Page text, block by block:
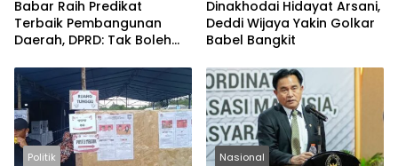
Babar Raih Predikat
Terbaik Pembangunan
Daerah, DPRD: Tak Boleh
Dinakhodai Hidayat Arsani,
Deddi Wijaya Yakin Golkar
Babel Bangkit
Politik Nasional